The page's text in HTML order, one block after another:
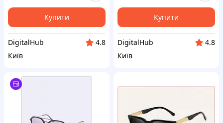
Купити
DigitalHub
4.8
Київ
Купити
DigitalHub
4.8
Київ